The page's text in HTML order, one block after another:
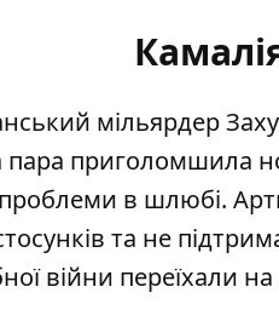
мільярдер
пара
в шлюбі.
та не
війни переїхали